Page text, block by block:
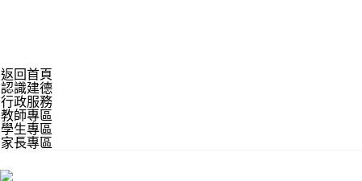
返回首頁
認識建德
行政服務
教師專區
學生專區
家長專區